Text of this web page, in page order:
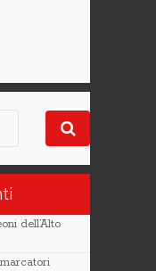
dell’Alto